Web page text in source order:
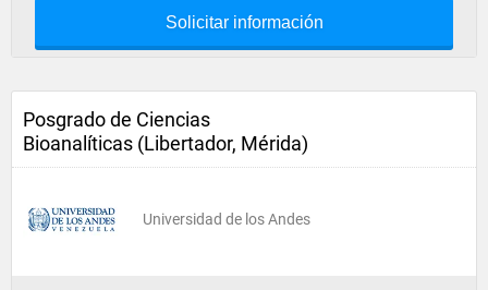
Solicitar información
Posgrado de Ciencias
Bioanalíticas (Libertador, Mérida)
Universidad de los Andes